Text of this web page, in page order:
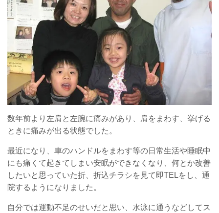
数年前より左肩と左腕に痛みがあり、肩をまわす、挙げる
ときに痛みが出る状態でした。
最近になり、車のハンドルをまわす等の日常生活や睡眠中
にも痛くて起きてしまい安眠ができなくなり、何とか改善
したいと思っていた折、折込チラシを見て即TELをし、通
院するようになりました。
自分では運動不足のせいだと思い、水泳に通うなどしてス